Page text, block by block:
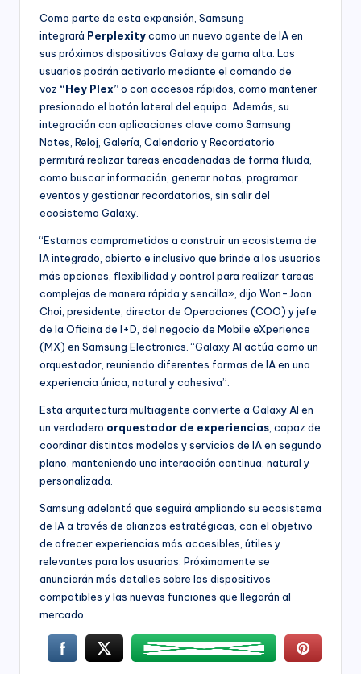
Como parte de esta expansión, Samsung
integrará Perplexitycomo un nuevo agente de IA en
sus próximos dispositivos Galaxy de gama alta. Los
usuarios podrán activarlo mediante el comando de
voz “Hey Plex”o con accesos rápidos, como mantener
presionado el botón lateral del equipo. Además, su
integración con aplicaciones clave como Samsung
Notes, Reloj, Galería, Calendario y Recordatorio
permitirá realizar tareas encadenadas de forma fluida,
como buscar información, generar notas, programar
eventos y gestionar recordatorios, sin salir del
ecosistema Galaxy.
“Estamos comprometidos a construir un ecosistema de
IA integrado, abierto e inclusivo que brinde a los usuarios
más opciones, flexibilidad y control para realizar tareas
complejas de manera rápida y sencilla», dijo Won-Joon
Choi, presidente, director de Operaciones (COO) y jefe
de la Oficina de I+D, del negocio de Mobile eXperience
(MX) en Samsung Electronics. “Galaxy AI actúa como un
orquestador, reuniendo diferentes formas de IA en una
experiencia única, natural y cohesiva”.
Esta arquitectura multiagente convierte a Galaxy AI en
un verdadero orquestador de experiencias, capaz de
coordinar distintos modelos y servicios de IA en segundo
plano, manteniendo una interacción continua, natural y
personalizada.
Samsung adelantó que seguirá ampliando su ecosistema
de IA a través de alianzas estratégicas, con el objetivo
de ofrecer experiencias más accesibles, útiles y
relevantes para los usuarios. Próximamente se
anunciarán más detalles sobre los dispositivos
compatibles y las nuevas funciones que llegarán al
mercado.